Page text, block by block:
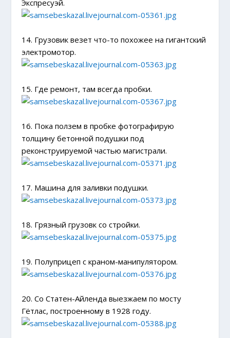
Экспресуэй.
14. Грузовик везет что-то похожее на гигантский
электромотор.
15. Где ремонт, там всегда пробки.
16. Пока ползем в пробке фотографирую
толщину бетонной подушки под
реконструируемой частью магистрали.
17. Машина для заливки подушки.
18. Грязный грузовк со стройки.
19. Полуприцеп с краном-манипулятором.
20. Со Статен-Айленда выезжаем по мосту
Гётлас, построенному в 1928 году.